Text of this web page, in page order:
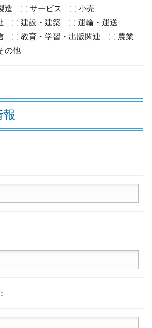
造 サービス
小売
建設・建築
運輸・運送
教育・学習・出版関連
農業
の他
報